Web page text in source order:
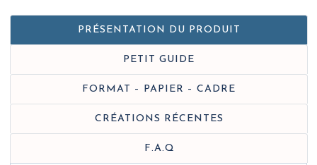
PRÉSENTATION DU PRODUIT
PETIT GUIDE
FORMAT – PAPIER – CADRE
CRÉATIONS RÉCENTES
F.A.Q